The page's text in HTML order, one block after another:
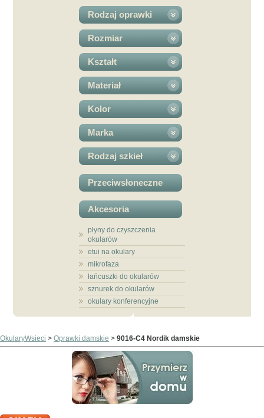
Rodzaj oprawki
Rozmiar
Kształt
Materiał
Kolor
Marka
Rodzaj szkieł
Przeciwsłoneczne
Akcesoria
płyny do czyszczenia
okularów
etui na okulary
mikrofaza
łańcuszki do okularów
sznurek do okularów
okulary konferencyjne
OkularyWsieci > Oprawki damskie > 9016-C4 Nordik damskie